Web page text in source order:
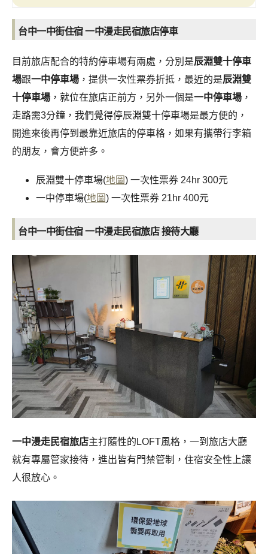
台中一中街住宿 一中漫走民宿旅店停車
目前旅店配合的特約停車場有兩處，分別是辰淵雙十停車
場跟一中停車場 ，提供一次性票券折抵，最近的是辰淵雙
十停車場 ，就位在旅店正前方，另外一個是一中停車場 ，
走路需3分鐘，我們覺得停辰淵雙十停車場是最方便的，
開進來後再停到最靠近旅店的停車格，如果有攜帶行李箱
的朋友，會方便許多。
辰淵雙十停車場(地圖 ) 一次性票券 24hr 300元
一中停車場(地圖 ) 一次性票券 21hr 400元
台中一中街住宿 一中漫走民宿旅店 接待大廳
一中漫走民宿旅店主打隨性的LOFT風格，一到旅店大廳
就有專屬管家接待，進出皆有門禁管制，住宿安全性上讓
人很放心。